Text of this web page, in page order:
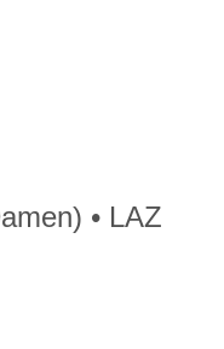
• LAZ